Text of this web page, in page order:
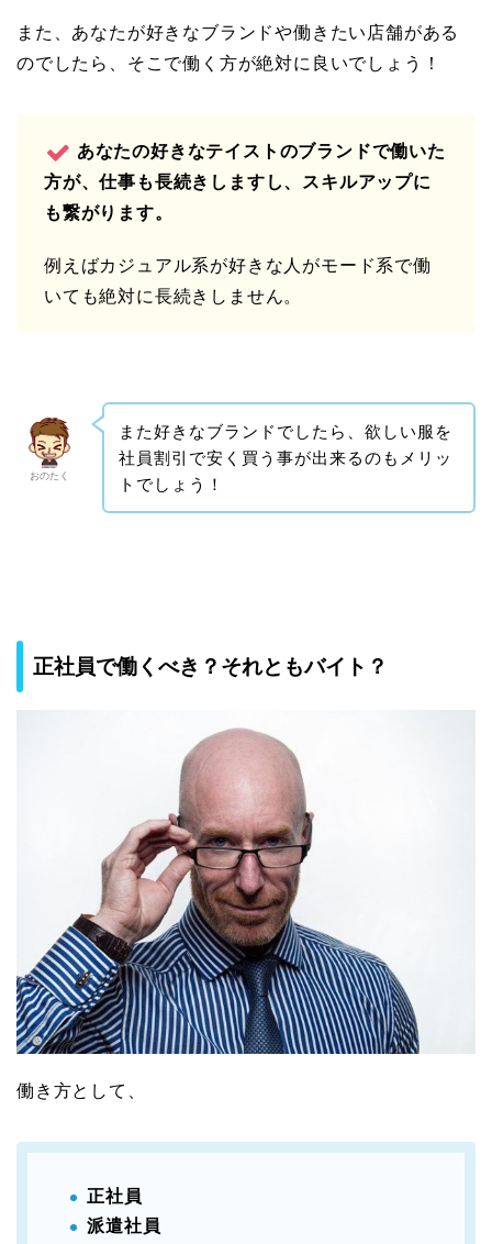
また、あなたが好きなブランドや働きたい店舗がある
のでしたら、そこで働く方が絶対に良いでしょう！
あなたの好きなテイストのブランドで働いた
方が、仕事も長続きしますし、スキルアップに
も繋がります。
例えばカジュアル系が好きな人がモード系で働
いても絶対に長続きしません。
おのたく
また好きなブランドでしたら、欲しい服を
社員割引で安く買う事が出来るのもメリッ
トでしょう！
正社員で働くべき？それともバイト？
働き方として、
正社員
派遣社員